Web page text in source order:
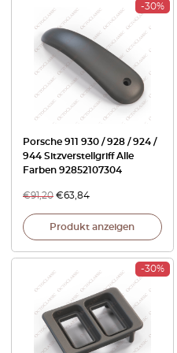
-30%
Porsche 911 930 / 928 / 924 /
944 Sitzverstellgriff Alle
Farben 92852107304
€91,20 €63,84
Produkt anzeigen
-30%